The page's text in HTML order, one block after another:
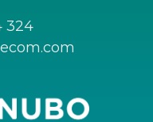
324